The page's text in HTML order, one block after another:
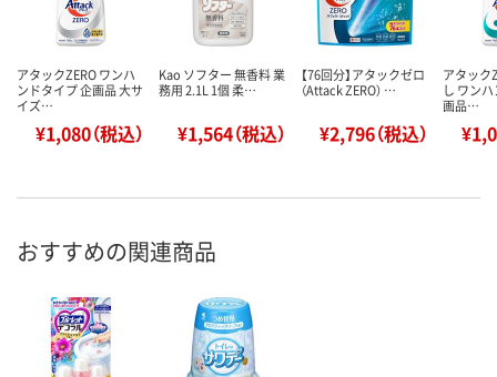
アタックZERO ワンハ
ンドタイプ 企画品 大サ
イズ…
¥1,080（税込）
Kao ソフター 無香料 業
務用 2.1L 1個 柔…
¥1,564（税込）
【76回分】アタックゼロ
（Attack ZERO） …
¥2,796（税込）
アタック
し ワン
画品…
おすすめの関連商品